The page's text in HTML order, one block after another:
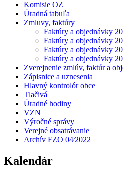
Komisie OZ
Úradná tabuľa
Zmluvy, faktúry
Faktúry a objednávky
Faktúry a objednávky
Faktúry a objednávky
Faktúry a objednávky
Zverejnenie zmlúv, faktúr a
Zápisnice a uznesenia
Hlavný kontrolór obce
Tlačivá
Úradné hodiny
VZN
Výročné správy
Verejné obsatrávanie
Archív FZO 04⁄2022
Kalendár